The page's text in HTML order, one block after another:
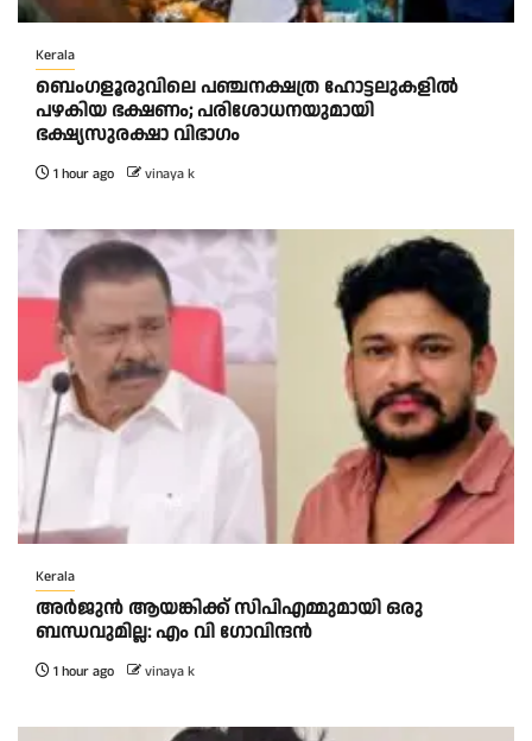
Kerala
ബെംഗളൂരുവിലെ പഞ്ചനക്ഷത്ര ഹോട്ടലുകളിൽ
പഴകിയ ഭക്ഷണം; പരിശോധനയുമായി
ഭക്ഷ്യസുരക്ഷാ വിഭാഗം
1 hour ago vinaya k
Kerala
അര്‍ജുന്‍ ആയങ്കിക്ക് സിപിഎമ്മുമായി ഒരു
ബന്ധവുമില്ല: എം വി ഗോവിന്ദന്‍
1 hour ago vinaya k